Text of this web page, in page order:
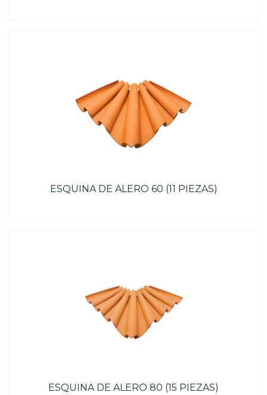
ESQUINA DE ALERO 60 (11 PIEZAS)
ESQUINA DE ALERO 80 (15 PIEZAS)